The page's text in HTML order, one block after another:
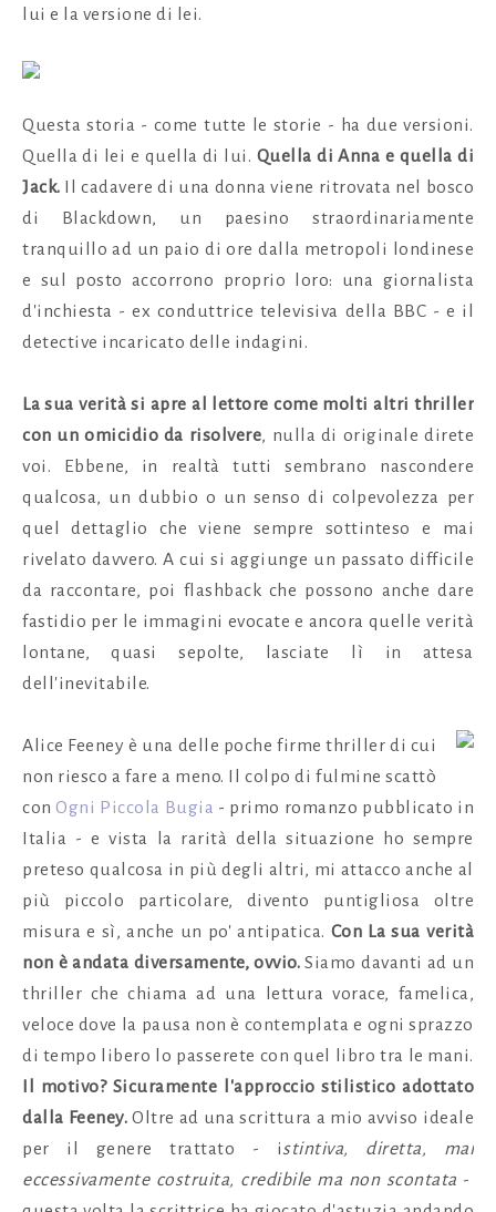
lui e la versione di lei.
Questa storia - come tutte le storie - ha due versioni.
Quella di lei e quella di lui. Quella di Anna e quella di
Jack. Il cadavere di una donna viene ritrovata nel bosco
di Blackdown, un paesino straordinariamente
tranquillo ad un paio di ore dalla metropoli londinese
e sul posto accorrono proprio loro: una giornalista
d'inchiesta - ex conduttrice televisiva della BBC - e il
detective incaricato delle indagini.
La sua verità si apre al lettore come molti altri thriller
con un omicidio da risolvere, nulla di originale direte
voi. Ebbene, in realtà tutti sembrano nascondere
qualcosa, un dubbio o un senso di colpevolezza per
quel dettaglio che viene sempre sottinteso e mai
rivelato davvero. A cui si aggiunge un passato difficile
da raccontare, poi flashback che possono anche dare
fastidio per le immagini evocate e ancora quelle verità
lontane, quasi sepolte, lasciate lì in attesa
dell'inevitabile.
Alice Feeney è una delle poche firme thriller di cui
non riesco a fare a meno. Il colpo di fulmine scattò
con Ogni Piccola Bugia - primo romanzo pubblicato in
Italia - e vista la rarità della situazione ho sempre
preteso qualcosa in più degli altri, mi attacco anche al
più piccolo particolare, divento puntigliosa oltre
misura e sì, anche un po' antipatica. Con La sua verità
non è andata diversamente, ovvio. Siamo davanti ad un
thriller che chiama ad una lettura vorace, famelica,
veloce dove la pausa non è contemplata e ogni sprazzo
di tempo libero lo passerete con quel libro tra le mani.
Il motivo? Sicuramente l'approccio stilistico adottato
dalla Feeney. Oltre ad una scrittura a mio avviso ideale
per il genere trattato - istintiva, diretta, mai
eccessivamente costruita, credibile ma non scontata -